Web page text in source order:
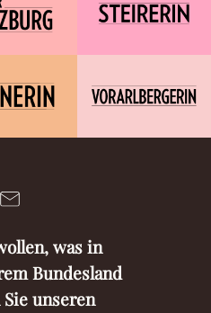
was in
Bundesland
unseren